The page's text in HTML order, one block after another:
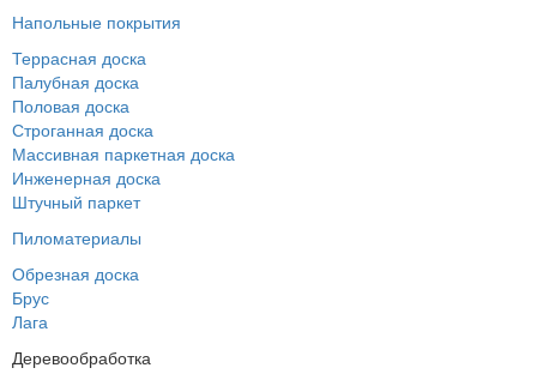
Напольные покрытия
Террасная доска
Палубная доска
Половая доска
Строганная доска
Массивная паркетная доска
Инженерная доска
Штучный паркет
Пиломатериалы
Обрезная доска
Брус
Лага
Деревообработка